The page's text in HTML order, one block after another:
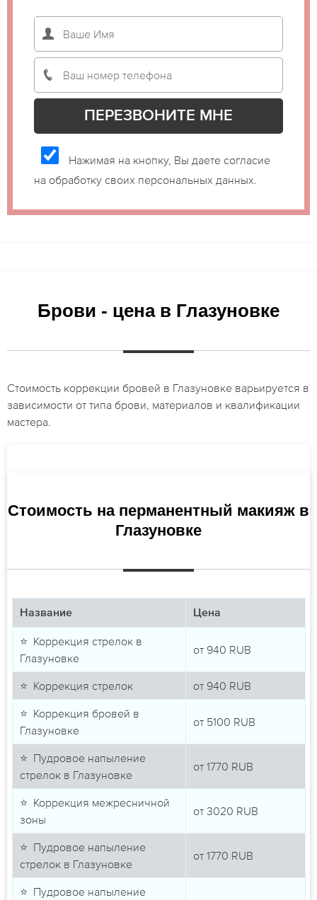
Нажимая на кнопку, Вы даете согласие
на обработку своих персональных данных.
Брови - цена в Глазуновке
Стоимость коррекции бровей в Глазуновке варьируется в
зависимости от типа брови, материалов и квалификации
мастера.
Стоимость на перманентный макияж в
Глазуновке
Название Цена
⭐ Коррекция стрелок в
Глазуновке
от 940 RUB
⭐ Коррекция стрелок от 940 RUB
⭐ Коррекция бровей в
Глазуновке
от 5100 RUB
⭐ Пудровое напыление
стрелок в Глазуновке
от 1770 RUB
⭐ Коррекция межресничной
зоны
от 3020 RUB
⭐ Пудровое напыление
стрелок в Глазуновке
от 1770 RUB
⭐ Пудровое напыление